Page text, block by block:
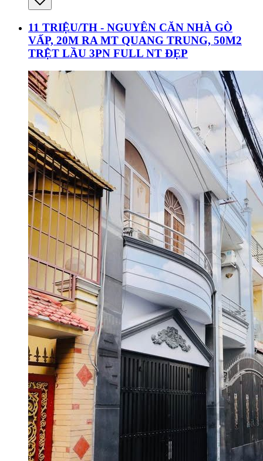
11 TRIỆU/TH - NGUYÊN CĂN NHÀ GÒ
VẤP, 20M RA MT QUANG TRUNG, 50M2
TRỆT LẦU 3PN FULL NT ĐẸP